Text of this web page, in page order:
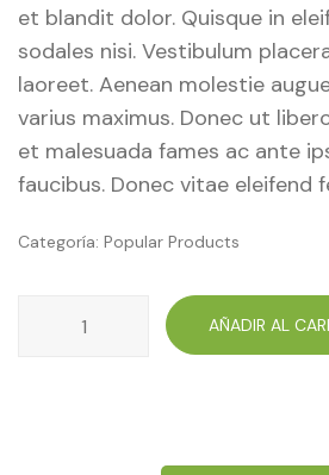
et blandit dolor. Quisque in
sodales nisi. Vestibulum
laoreet. Aenean molestie
varius maximus. Donec ut
et malesuada fames ac ante
faucibus. Donec vitae eleifend
Categoría: Popular Products
AÑADIR AL